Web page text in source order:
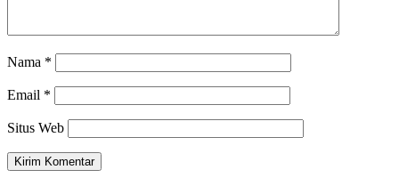
Nama *
Email *
Situs Web